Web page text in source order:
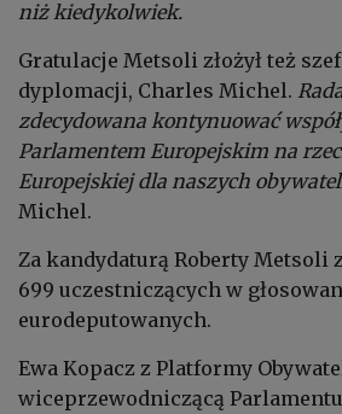
niż kiedykolwiek.
Gratulacje Metsoli złożył też
dyplomacji, Charles Michel.
zdecydowana kontynuować
Parlamentem Europejskim na
Europejskiej dla naszych
Michel.
Za kandydaturą Roberty Metsoli
699 uczestniczących w
eurodeputowanych.
Ewa Kopacz z Platformy
wiceprzewodniczącą